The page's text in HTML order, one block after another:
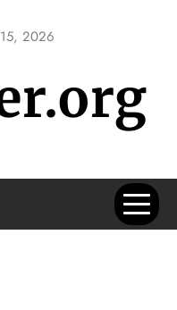
2026